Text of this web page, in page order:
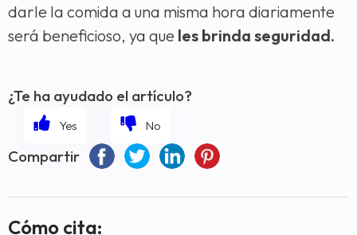
darle la comida a una misma hora diariamente
será beneficioso, ya que les brinda seguridad.
¿Te ha ayudado el artículo?
Compartir
Cómo cita: